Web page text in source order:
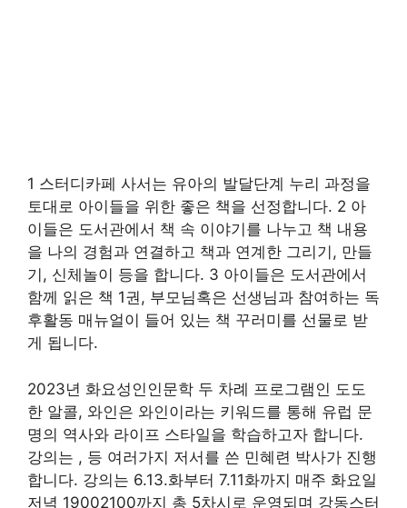
1 스터디카페 사서는 유아의 발달단계 누리 과정을
토대로 아이들을 위한 좋은 책을 선정합니다. 2 아
이들은 도서관에서 책 속 이야기를 나누고 책 내용
을 나의 경험과 연결하고 책과 연계한 그리기, 만들
기, 신체놀이 등을 합니다. 3 아이들은 도서관에서
함께 읽은 책 1권, 부모님혹은 선생님과 참여하는 독
후활동 매뉴얼이 들어 있는 책 꾸러미를 선물로 받
게 됩니다.
2023년 화요성인인문학 두 차례 프로그램인 도도
한 알콜, 와인은 와인이라는 키워드를 통해 유럽 문
명의 역사와 라이프 스타일을 학습하고자 합니다.
강의는 , 등 여러가지 저서를 쓴 민혜련 박사가 진행
합니다. 강의는 6.13.화부터 7.11화까지 매주 화요일
저녁 19002100까지 총 5차시로 운영되며 강동스터